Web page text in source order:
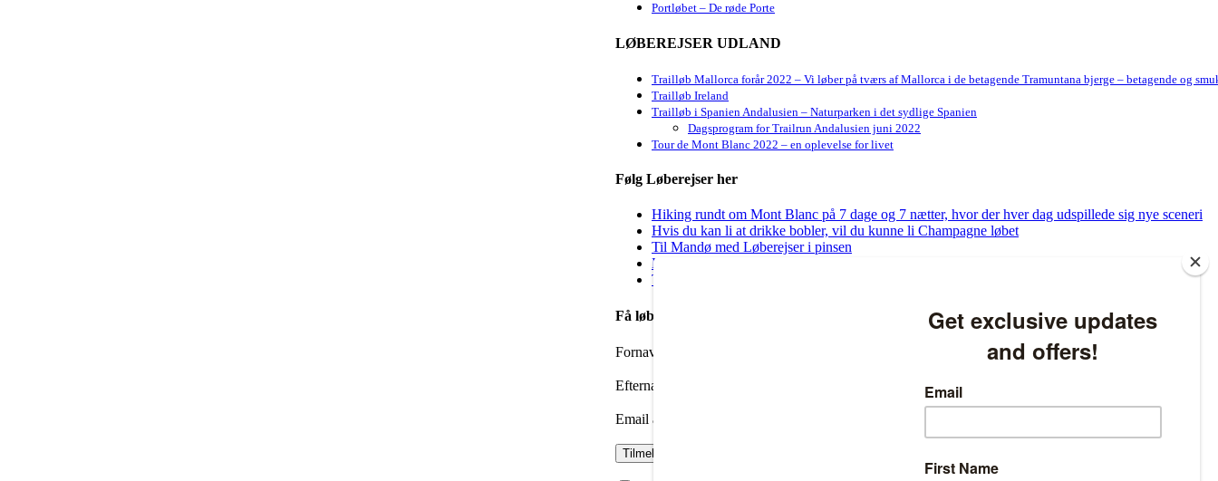
Portløbet – De røde Porte
LØBEREJSER UDLAND
Trailløb Mallorca forår 2022 – Vi løber på tværs af Mallorca i de betagende Tramuntana bjerge – betagende og
Trailløb Ireland
Trailløb i Spanien Andalusien – Naturparken i det sydlige Spanien
Dagsprogram for Trailrun Andalusien juni 2022
Tour de Mont Blanc 2022 – en oplevelse for livet
Følg Løberejser her
Hiking rundt om Mont Blanc på 7 dage og 7 nætter, hvor der hver dag udspillede sig nye sceneri
Hvis du kan li at drikke bobler, vil du kunne li Champagne løbet
Til Mandø med Løberejser i pinsen
Kig forbi hos Steep & Deep og få tjekket dine fødder
Til dig der godt vil igang med at løbe – Sådan bliver du klar til at løbe 5 km på bare 8 uger
Få løbenyheder i din mailbox
Fornavn
Efternavn
Email adresse: